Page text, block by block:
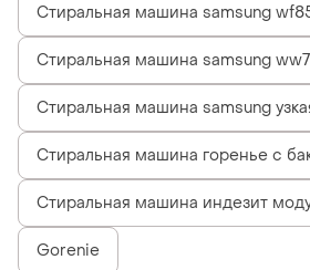
Стиральная машина samsung
Стиральная машина samsung
Стиральная машина samsung
Стиральная машина горенье с
Стиральная машина индезит
Gorenie